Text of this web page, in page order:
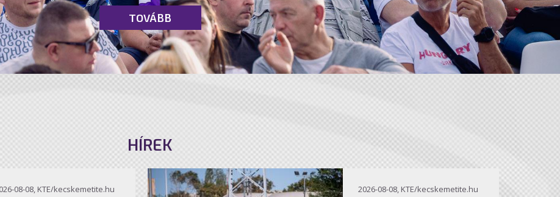
TOVÁBB
HÍREK
08-08, KTE/kecskemetite.hu 2026-08-08, KTE/kecskemetite.hu